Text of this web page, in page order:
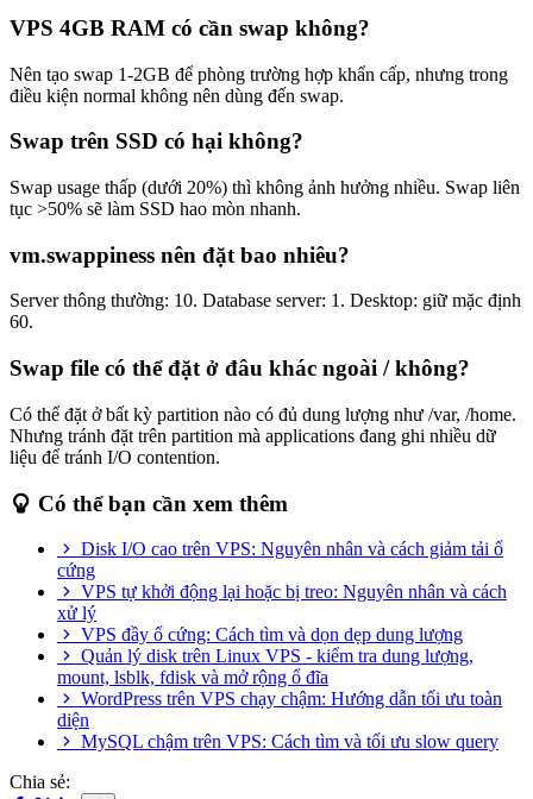
VPS 4GB RAM có cần swap không?
Nên tạo swap 1-2GB để phòng trường hợp khẩn cấp, nhưng trong
điều kiện normal không nên dùng đến swap.
Swap trên SSD có hại không?
Swap usage thấp (dưới 20%) thì không ảnh hưởng nhiều. Swap liên
tục >50% sẽ làm SSD hao mòn nhanh.
vm.swappiness nên đặt bao nhiêu?
Server thông thường: 10. Database server: 1. Desktop: giữ mặc định
60.
Swap file có thể đặt ở đâu khác ngoài / không?
Có thể đặt ở bất kỳ partition nào có đủ dung lượng như /var, /home.
Nhưng tránh đặt trên partition mà applications đang ghi nhiều dữ
liệu để tránh I/O contention.
Có thể bạn cần xem thêm
Disk I/O cao trên VPS: Nguyên nhân và cách giảm tải ổ
cứng
VPS tự khởi động lại hoặc bị treo: Nguyên nhân và cách
xử lý
VPS đầy ổ cứng: Cách tìm và dọn dẹp dung lượng
Quản lý disk trên Linux VPS - kiểm tra dung lượng,
mount, lsblk, fdisk và mở rộng ổ đĩa
WordPress trên VPS chạy chậm: Hướng dẫn tối ưu toàn
diện
MySQL chậm trên VPS: Cách tìm và tối ưu slow query
Chia sẻ: